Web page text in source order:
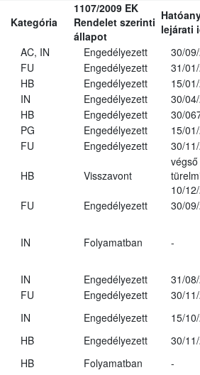
Kategória
1107/2009 EK
Rendelet szerinti
állapot
lejárati
AC, IN Engedélyezett
30/
FU Engedélyezett
31/
HB Engedélyezett
15/
IN Engedélyezett
30/
HB Engedélyezett
30/
PG Engedélyezett
15/
FU Engedélyezett
30/
HB Visszavont
végső
10/
FU Engedélyezett
30/
IN Folyamatban -
IN Engedélyezett
31/
FU Engedélyezett
30/
IN Engedélyezett
15/
HB Engedélyezett
30/
HB Folyamatban
-